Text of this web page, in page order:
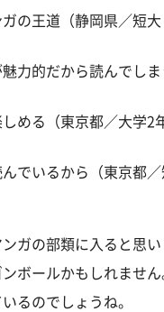
ガの王道（静岡県／短大
魅力的だから読んでし
しめる（東京都／大学2
んでいるから（東京都／
ガの部類に入ると思
ンボールかもしれませ
るのでしょうね。